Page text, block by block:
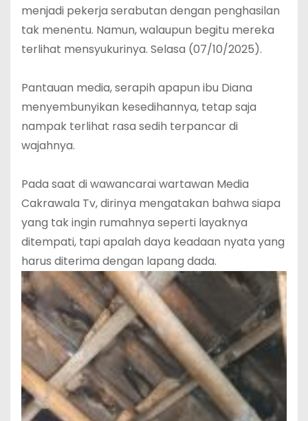
menjadi pekerja serabutan dengan penghasilan
tak menentu. Namun, walaupun begitu mereka
terlihat mensyukurinya. Selasa (07/10/2025).
‎Pantauan media, serapih apapun ibu Diana
menyembunyikan kesedihannya, tetap saja
nampak terlihat rasa sedih terpancar di
wajahnya.
‎Pada saat di wawancarai wartawan Media
Cakrawala Tv, dirinya mengatakan bahwa siapa
yang tak ingin rumahnya seperti layaknya
ditempati, tapi apalah daya keadaan nyata yang
harus diterima dengan lapang dada.